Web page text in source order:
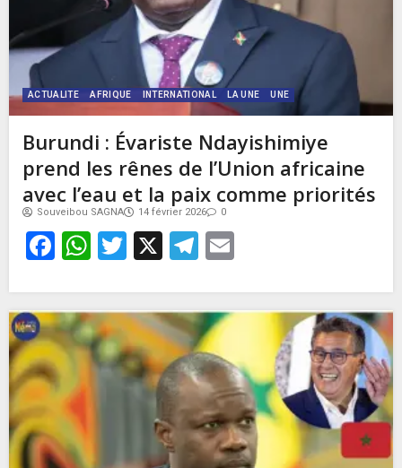
ACTUALITE AFRIQUE INTERNATIONAL LA UNE UNE
Burundi : Évariste Ndayishimiye
prend les rênes de l’Union africaine
avec l’eau et la paix comme priorités
Souveibou SAGNA 14 février 2026 0
Facebook
WhatsApp
Twitter
X Telegram